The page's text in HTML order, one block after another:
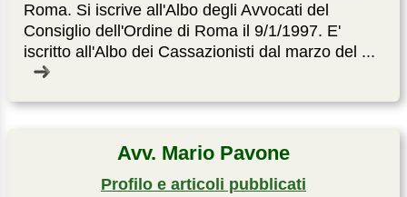
Roma. Si iscrive all'Albo degli Avvocati del
Consiglio dell'Ordine di Roma il 9/1/1997. E'
iscritto all'Albo dei Cassazionisti dal marzo del ...
Avv. Mario Pavone
Profilo e articoli pubblicati